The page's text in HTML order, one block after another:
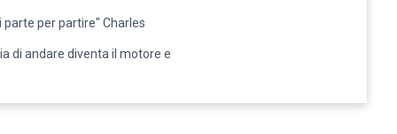
parte per partire" Charles
di andare diventa il motore e